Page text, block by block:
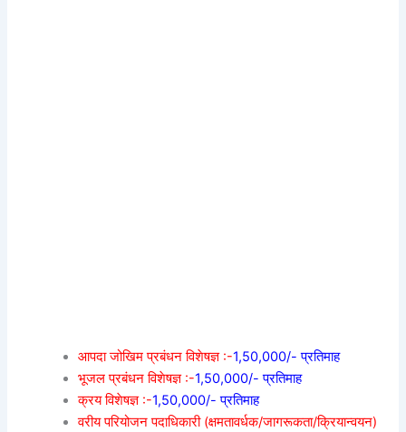
आपदा जोखिम प्रबंधन विशेषज्ञ :-1,50,000/- प्रतिमाह
भूजल प्रबंधन विशेषज्ञ :-1,50,000/- प्रतिमाह
क्रय विशेषज्ञ :-1,50,000/- प्रतिमाह
वरीय परियोजन पदाधिकारी (क्षमतावर्धक/जागरूकता/क्रियान्वयन)